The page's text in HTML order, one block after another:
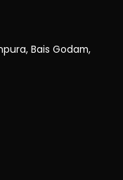
Bais Godam,